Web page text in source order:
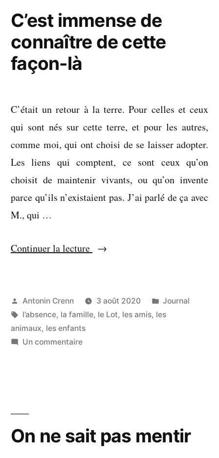
C’est immense de
connaître de cette
façon-là
C’était un retour à la terre. Pour celles et ceux
qui sont nés sur cette terre, et pour les autres,
comme moi, qui ont choisi de se laisser adopter.
Les liens qui comptent, ce sont ceux qu’on
choisit de maintenir vivants, ou qu’on invente
parce qu’ils n’existaient pas. J’ai parlé de ça avec
M., qui …
Continuer la lecture « C’est
connaître
de
Publié
par
Antonin Crenn 3 août 2020
Publié
dans
Journal
Étiquettes :
l’absence, la famille, le Lot, les amis, les
animaux, les enfants
Un commentairesur
façon-
On ne sait pas mentir